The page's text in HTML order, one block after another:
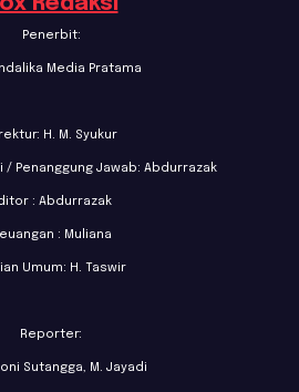
Penerbit:
Media Pratama
H. M. Syukur
/ Penanggung Jawab: Abdurrazak
: Abdurrazak
: Muliana
Umum: H. Taswir
Reporter:
Sutangga, M. Jayadi